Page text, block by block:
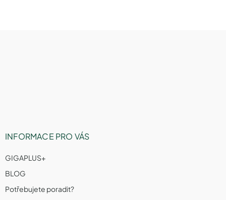
INFORMACE PRO VÁS
GIGAPLUS+
BLOG
Potřebujete poradit?